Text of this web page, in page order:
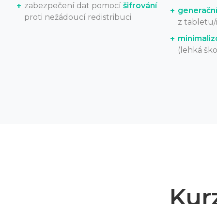
zabezpečení dat pomocí šifrování
proti nežádoucí redistribuci
z
(lehká